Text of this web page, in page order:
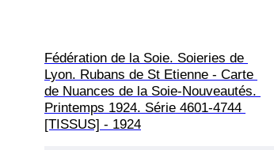
Fédération de la Soie. Soieries de
Lyon. Rubans de St Etienne - Carte
de Nuances de la Soie-Nouveautés.
Printemps 1924. Série 4601-4744
[TISSUS] - 1924